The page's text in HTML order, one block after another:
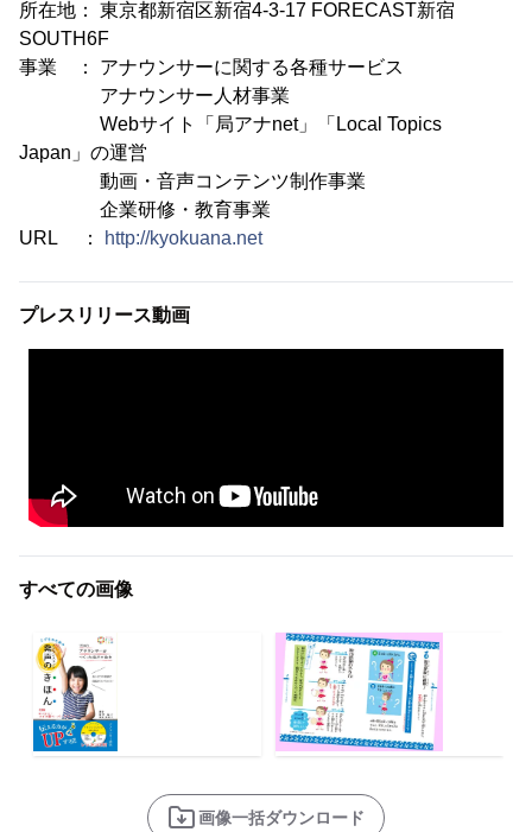
所在地： 東京都新宿区新宿4-3-17 FORECAST新宿
SOUTH6F
事業 ： アナウンサーに関する各種サービス
アナウンサー人材事業
Webサイト「局アナnet」「Local Topics
Japan」の運営
動画・音声コンテンツ制作事業
企業研修・教育事業
URL ：
http://kyokuana.net
プレスリリース動画
すべての画像
画像一括ダウンロード